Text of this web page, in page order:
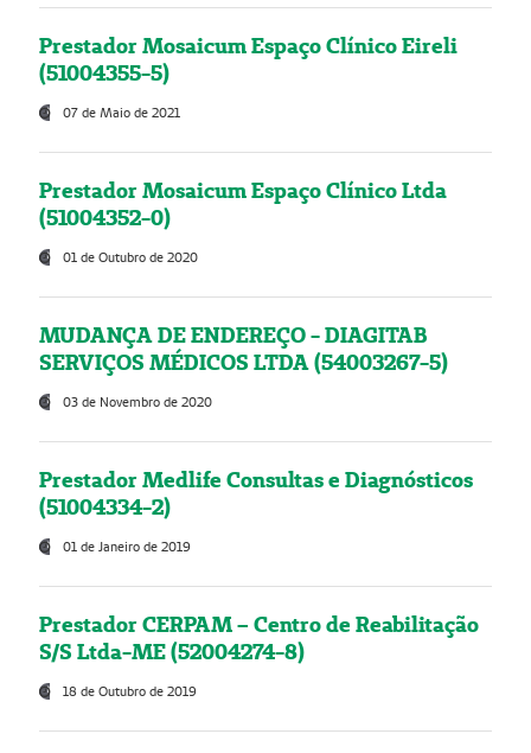
Prestador Mosaicum Espaço Clínico Eireli
(51004355-5)
07 de Maio de 2021
Prestador Mosaicum Espaço Clínico Ltda
(51004352-0)
01 de Outubro de 2020
MUDANÇA DE ENDEREÇO - DIAGITAB
SERVIÇOS MÉDICOS LTDA (54003267-5)
03 de Novembro de 2020
Prestador Medlife Consultas e Diagnósticos
(51004334-2)
01 de Janeiro de 2019
Prestador CERPAM – Centro de Reabilitação
S/S Ltda-ME (52004274-8)
18 de Outubro de 2019